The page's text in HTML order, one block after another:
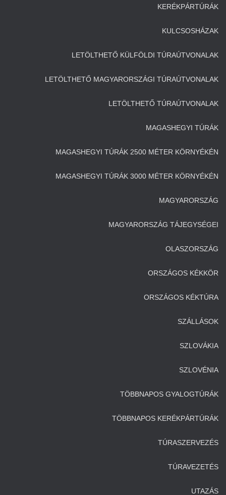
KERÉKPÁRTÚRÁK
KULCSOSHÁZAK
LETÖLTHETŐ KÜLFÖLDI TÚRAÚTVONALAK
LETÖLTHETŐ MAGYARORSZÁGI TÚRAÚTVONALAK
LETÖLTHETŐ TÚRAÚTVONALAK
MAGASHEGYI TÚRÁK
MAGASHEGYI TÚRÁK 2500 MÉTER KÖRNYÉKÉN
MAGASHEGYI TÚRÁK 3000 MÉTER KÖRNYÉKÉN
MAGYARORSZÁG
MAGYARORSZÁG TÁJEGYSÉGEI
OLASZORSZÁG
ORSZÁGOS KÉKKÖR
ORSZÁGOS KÉKTÚRA
SZÁLLÁSOK
SZLOVÁKIA
SZLOVÉNIA
TÖBBNAPOS GYALOGTÚRÁK
TÖBBNAPOS KERÉKPÁRTÚRÁK
TÚRASZERVEZÉS
TÚRAVEZETÉS
UTAZÁS